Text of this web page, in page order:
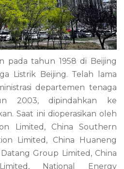
pada tahun 1958 di Beijing
Listrik Beijing. Telah lama
departemen tenaga
2003, dipindahkan ke
Saat ini dioperasikan oleh
Limited, China Southern
Limited, China Huaneng
Group Limited, China
National Energy